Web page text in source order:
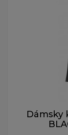
Dámsky